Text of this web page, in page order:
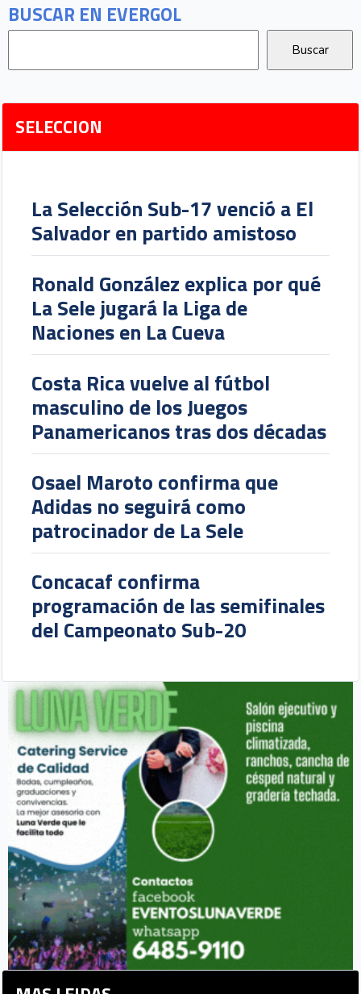
BUSCAR EN EVERGOL
SELECCION
La Selección Sub-17 venció a El
Salvador en partido amistoso
Ronald González explica por qué
La Sele jugará la Liga de
Naciones en La Cueva
Costa Rica vuelve al fútbol
masculino de los Juegos
Panamericanos tras dos décadas
Osael Maroto confirma que
Adidas no seguirá como
patrocinador de La Sele
Concacaf confirma
programación de las semifinales
del Campeonato Sub-20